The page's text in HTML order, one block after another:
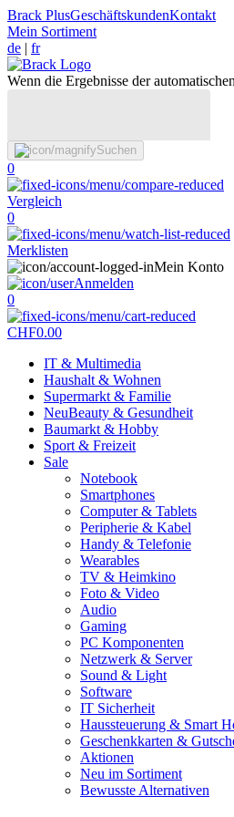
Brack PlusGeschäftskundenKontakt
Mein Sortiment
de | fr
Wenn die Ergebnisse der
Suchen
0
Vergleich
0
Merklisten
Mein Konto
Anmelden
0
CHF0.00
IT & Multimedia
Haushalt & Wohnen
Supermarkt & Familie
NeuBeauty & Gesundheit
Baumarkt & Hobby
Sport & Freizeit
Sale
Notebook
Smartphones
Computer & Tablets
Peripherie & Kabel
Handy & Telefonie
Wearables
TV & Heimkino
Foto & Video
Audio
Gaming
PC Komponenten
Netzwerk & Server
Sound & Light
Software
IT Sicherheit
Haussteuerung & Smart
Geschenkkarten &
Aktionen
Neu im Sortiment
Bewusste Alternativen